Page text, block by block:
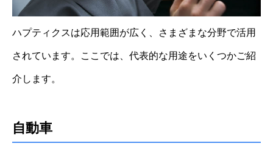
ハプティクスは応用範囲が広く、さまざまな分野で活用
されています。ここでは、代表的な用途をいくつかご紹
介します。
自動車